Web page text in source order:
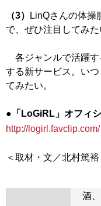
（3）
LinQさんの体操
で、ぜひ注目してみた
各ジャンルで活躍す
する新サービス。い
てみたい。
●「LoGiRL」オフィ
http://logirl.favclip.com/
酒